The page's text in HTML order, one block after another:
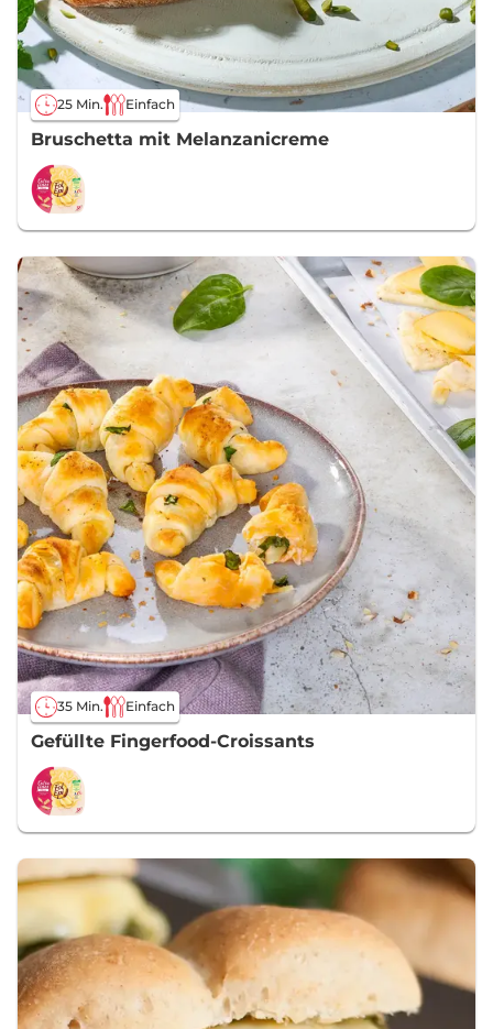
25 Min. Einfach
Bruschetta mit Melanzanicreme
35 Min. Einfach
Gefüllte Fingerfood-Croissants